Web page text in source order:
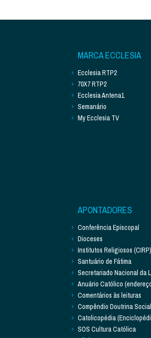
MARCA ECCLESIA
Ecclesia RTP2
70X7 RTP2
Ecclesia Antena1
Semanário
My Ecclesia TV
APONTADORES
Conferência Episcopal
Dioceses
Institutos Religiosos (CIRP)
Santuário de Fátima
Secretariado Nacional da
Anuário Católico
Comentários às leituras
Compêndio Doutrina
Catolicopédia
SOS Cultura Católica